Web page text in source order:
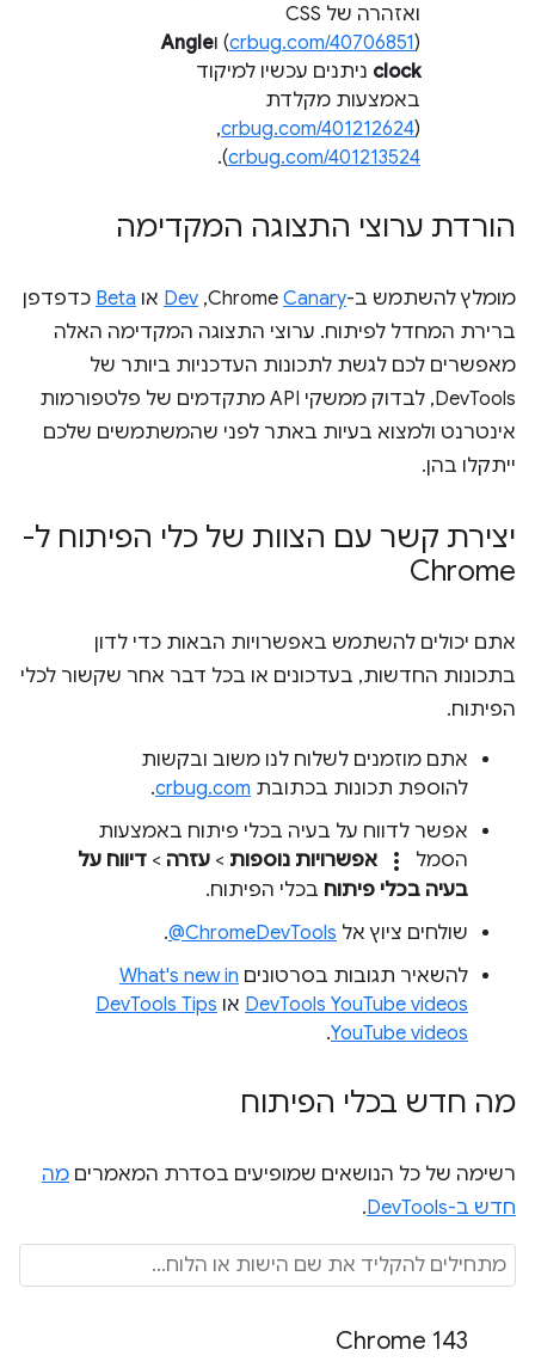
(
crbug.com/40706851) וAngle
clock ניתנים עכשיו למיקוד
באמצעות מקלדת
(
crbug.com/401212624
, ‏
crbug.com/401213524
).
הורדת ערוצי התצוגה המקדימה
מומלץ להשתמש ב-ChromeCanary
,‏
Dev או Beta כדפדפן
ברירת המחדל לפיתוח. ערוצי התצוגה המקדימה האלה
מאפשרים לכם לגשת לתכונות העדכניות ביותר של
DevTools, לבדוק ממשקי API מתקדמים של פלטפורמות
אינטרנט ולמצוא בעיות באתר לפני שהמשתמשים שלכם
ייתקלו בהן.
יצירת קשר עם הצוות של כלי הפיתוח ל-
Chrome
אתם יכולים להשתמש באפשרויות הבאות כדי לדון
בתכונות החדשות, בעדכונים או בכל דבר אחר שקשור לכלי
הפיתוח.
אתם מוזמנים לשלוח לנו משוב ובקשות
להוספת תכונות בכתובת crbug.com
.
אפשר לדווח על בעיה בכלי פיתוח באמצעות
הסמל
more_vert אפשרויות נוספות > עזרה > דיווח על
בעיה בכלי פיתוח בכלי הפיתוח.
שולחים ציוץ אל ‎@ChromeDevTools
.
להשאיר תגובות בסרטונים What's new in
DevTools YouTube videos או DevTools Tips
YouTube videos
.
מה חדש בכלי הפיתוח
רשימה של כל הנושאים שמופיעים בסדרת המאמרים מה
חדש ב-DevTools
.
Chrome 143